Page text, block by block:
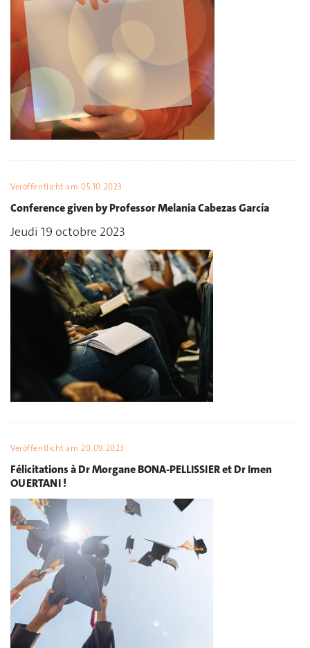
Veröffentlicht am05.10.2023
Conference given by Professor Melania Cabezas García
Jeudi 19 octobre 2023
Veröffentlicht am20.09.2023
Félicitations à Dr Morgane BONA-PELLISSIER et Dr Imen
OUERTANI !